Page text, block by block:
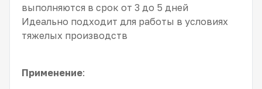
выполняются в срок от 3 до 5 дней
Идеально подходит для работы в условиях
тяжелых производств
Применение: